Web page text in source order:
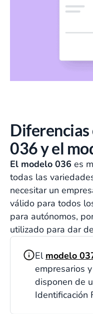
036 y el
El modelo 036 es
todas las
necesitar un
válido para todos
para autónomos,
utilizado para dar
El modelo
empresarios
disponen de
Identificación